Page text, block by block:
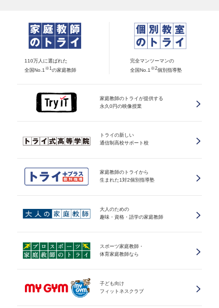
110万人に選ばれた
全国No.1 ※1 の家庭教師
完全マンツーマンの
全国No.1 ※2個別指導塾
家庭教師のトライが提供する
永久0円の映像授業
トライの新しい
通信制高校サポート校
家庭教師のトライから
生まれた1対2個別指導塾
大人のための
趣味・資格・語学の家庭教師
スポーツ家庭教師・
体育家庭教師なら
子ども向け
フィットネスクラブ